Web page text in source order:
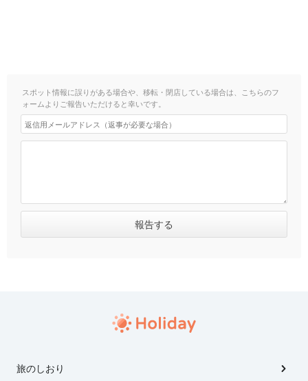
スポット情報に誤りがある場合や、移転・閉店している場合は、こちらのフ
ォームよりご報告いただけると幸いです。
旅のしおり